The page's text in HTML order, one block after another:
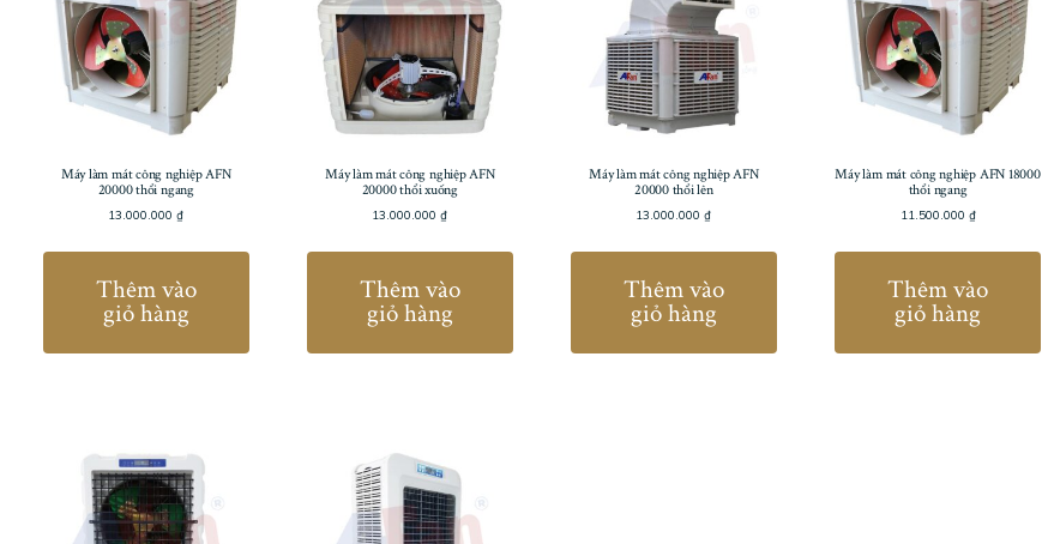
Máy làm mát công nghiệp AFN
20000 thổi ngang
13.000.000₫
Thêm vào
giỏ hàng
Máy làm mát công nghiệp AFN
20000 thổi xuống
13.000.000₫
Thêm vào
giỏ hàng
Máy làm mát công nghiệp AFN
20000 thổi lên
13.000.000₫
Thêm vào
giỏ hàng
Máy làm mát công nghiệp AFN 18000
thổi ngang
11.500.000 ₫
Thêm vào
giỏ hàng